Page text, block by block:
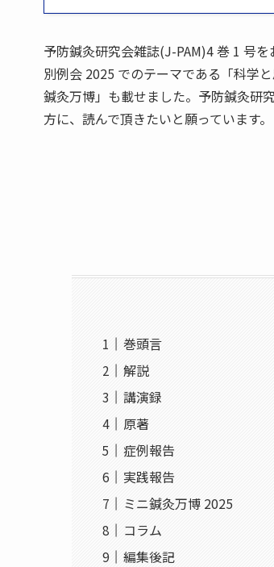
予防鍼灸研究会雑誌(J-PAM)4 巻 1 号
別例会 2025 でのテーマである「科学
鍼灸万博」も載せました。予防鍼灸研
方に、読んで頂きたいと願っています。
巻頭言
解説
講演録
原著
症例報告
実践報告
ミニ鍼灸万博 2025
コラム
編集後記